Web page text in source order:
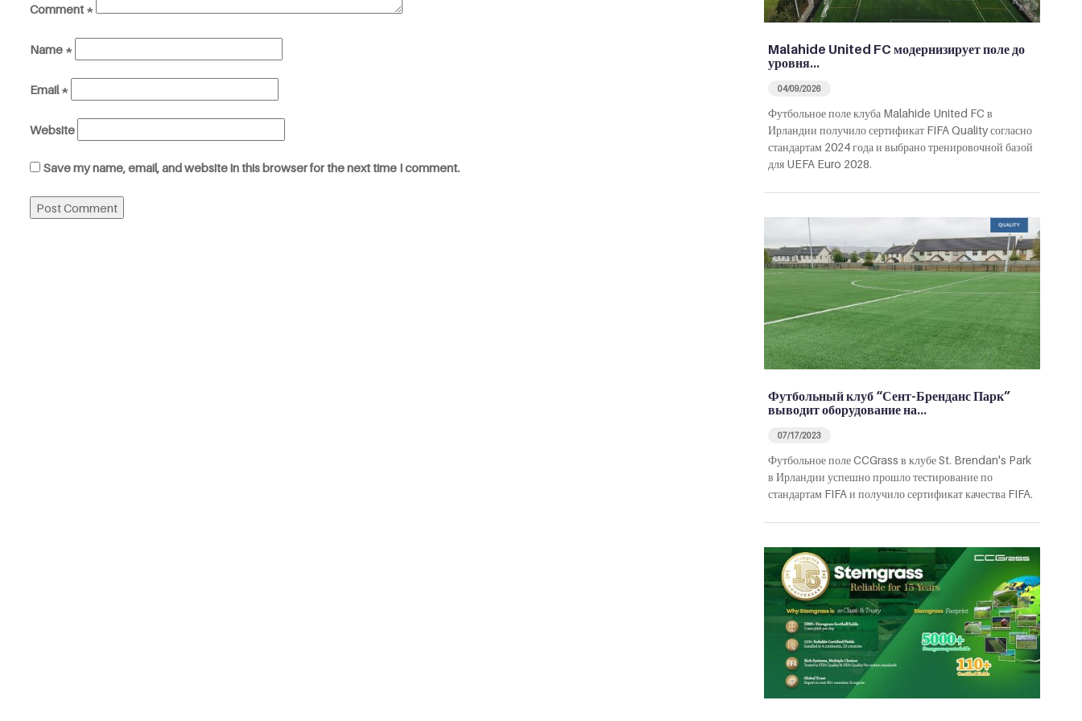
Malahide United FC модернизирует поле до
уровня…
04/09/2026
Футбольное поле клуба Malahide United FC в
Ирландии получило сертификат FIFA Quality согласно
стандартам 2024 года и выбрано тренировочной базой
для UEFA Euro 2028.
Футбольный клуб “Сент-Бренданс Парк”
выводит оборудование на…
07/17/2023
Футбольное поле CCGrass в клубе St. Brendan's Park
в Ирландии успешно прошло тестирование по
стандартам FIFA и получило сертификат качества FIFA.
Comment*
Name *
Email*
Website
Save my name, email, and website in this browser for the next time I comment.